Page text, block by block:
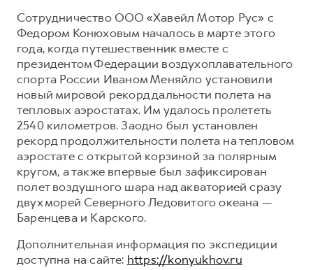
Сотрудничество ООО «Хавейл Мотор Рус» с
Федором Конюховым началось в марте этого
года, когда путешественник вместе с
президентом Федерации воздухоплавательного
спорта России Иваном Меняйло установили
новый мировой рекорд дальности полета на
тепловых аэростатах. Им удалось пролететь
2540 километров. Заодно был установлен
рекорд продолжительности полета на тепловом
аэростате с открытой корзиной за полярным
кругом, а также впервые был зафиксирован
полет воздушного шара над акваторией сразу
двух морей Северного Ледовитого океана —
Баренцева и Карского.
Дополнительная информация по экспедиции
доступна на сайте: https://konyukhov.ru